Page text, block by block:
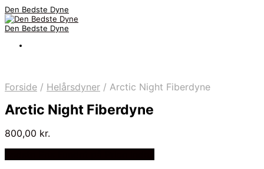
Den Bedste Dyne
Den Bedste Dyne
Forside / Helårsdyner / Arctic Night Fiberdyne
Arctic Night Fiberdyne
800,00 kr.